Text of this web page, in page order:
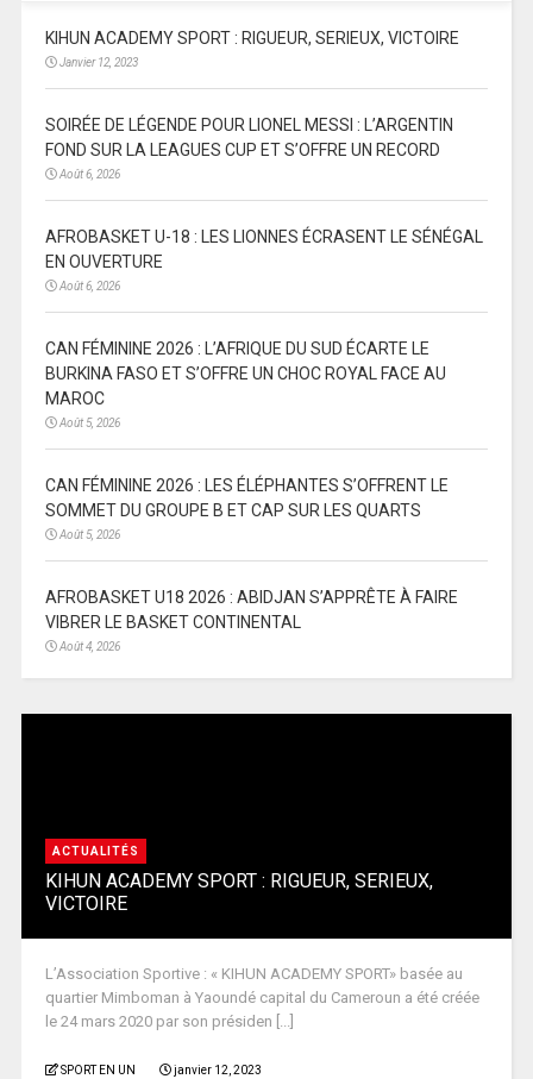
KIHUN ACADEMY SPORT : RIGUEUR, SERIEUX, VICTOIRE
Janvier 12, 2023
SOIRÉE DE LÉGENDE POUR LIONEL MESSI : L’ARGENTIN
FOND SUR LA LEAGUES CUP ET S’OFFRE UN RECORD
Août 6, 2026
AFROBASKET U-18 : LES LIONNES ÉCRASENT LE SÉNÉGAL
EN OUVERTURE
Août 6, 2026
CAN FÉMININE 2026 : L’AFRIQUE DU SUD ÉCARTE LE
BURKINA FASO ET S’OFFRE UN CHOC ROYAL FACE AU
MAROC
Août 5, 2026
CAN FÉMININE 2026 : LES ÉLÉPHANTES S’OFFRENT LE
SOMMET DU GROUPE B ET CAP SUR LES QUARTS
Août 5, 2026
AFROBASKET U18 2026 : ABIDJAN S’APPRÊTE À FAIRE
VIBRER LE BASKET CONTINENTAL
Août 4, 2026
ACTUALITÉS
KIHUN ACADEMY SPORT : RIGUEUR, SERIEUX,
VICTOIRE
L’Association Sportive : « KIHUN ACADEMY SPORT» basée au
quartier Mimboman à Yaoundé capital du Cameroun a été créée
le 24 mars 2020 par son présiden [...]
SPORT EN UN janvier 12, 2023